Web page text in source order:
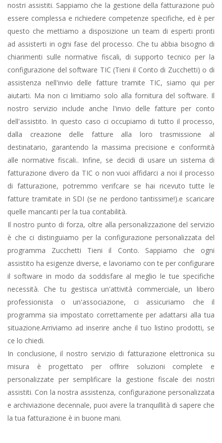
nostri assistiti. Sappiamo che la gestione della fatturazione può
essere complessa e richiedere competenze specifiche, ed è per
questo che mettiamo a disposizione un team di esperti pronti
ad assisterti in ogni fase del processo. Che tu abbia bisogno di
chiarimenti sulle normative fiscali, di supporto tecnico per la
configurazione del software TIC (Tieni il Conto di Zucchetti) o di
assistenza nell'invio delle fatture tramite TIC, siamo qui per
aiutarti. Ma non ci limitiamo solo alla fornitura del software. Il
nostro servizio include anche l'invio delle fatture per conto
dell'assistito. In questo caso ci occupiamo di tutto il processo,
dalla creazione delle fatture alla loro trasmissione al
destinatario, garantendo la massima precisione e conformità
alle normative fiscali.. Infine, se decidi di usare un sistema di
fatturazione divero da TIC o non vuoi affidarci a noi il processo
di fatturazione, potremmo verifcare se hai ricevuto tutte le
fatture tramitate in SDI (se ne perdono tantissime!).e scaricare
quelle mancanti per la tua contabilità.
Il nostro punto di forza, oltre alla personalizzazione del servizio
è che ci distinguiamo per la configurazione personalizzata del
programma Zucchetti Tieni il Conto. Sappiamo che ogni
assistito ha esigenze diverse, e lavoriamo con te per configurare
il software in modo da soddisfare al meglio le tue specifiche
necessità. Che tu gestisca un'attività commerciale, un libero
professionista o un'associazione, ci assicuriamo che il
programma sia impostato correttamente per adattarsi alla tua
situazione.Arriviamo ad inserire anche il tuo listino prodotti, se
ce lo chiedi.
In conclusione, il nostro servizio di fatturazione elettronica su
misura è progettato per offrire soluzioni complete e
personalizzate per semplificare la gestione fiscale dei nostri
assistiti. Con la nostra assistenza, configurazione personalizzata
e archiviazione decennale, puoi avere la tranquillità di sapere che
la tua fatturazione è in buone mani.